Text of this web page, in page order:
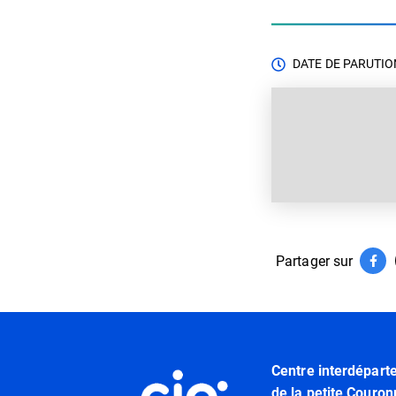
DATE DE
Partager sur
Informations utiles
Centre